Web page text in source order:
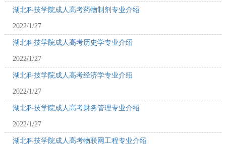
湖北科技学院成人高考药物制剂专业介绍
2022/1/27
湖北科技学院成人高考历史学专业介绍
2022/1/27
湖北科技学院成人高考经济学专业介绍
2022/1/27
湖北科技学院成人高考财务管理专业介绍
2022/1/27
湖北科技学院成人高考物联网工程专业介绍